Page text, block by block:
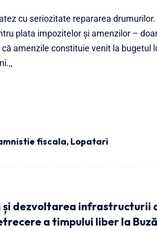
cu seriozitate repararea drumurilor.
plata impozitelor și amenzilor –
amenzile constituie venit la bugetul
fiscala, Lopatari
dezvoltarea infrastructurii
a timpului liber la